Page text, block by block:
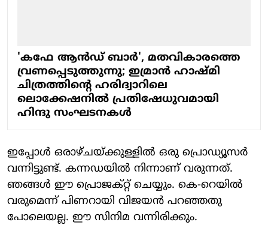
'കഫേ ആൻഡ് ബാർ', മതവികാരത്തെ
വ്രണപ്പെടുത്തുന്നു; ഇമ്രാൻ ഹാഷ്മി
ചിത്രത്തിന്റെ ഹരിദ്വാറിലെ
ലൊക്കേഷനിൽ പ്രതിഷേധുവമായി
ഹിന്ദു സംഘടനകൾ
ഇപ്പോള്‍ ഒരാഴ്ചയ്ക്കുള്ളില്‍ ഒരു പ്രൊഡ്യൂസര്‍
വന്നിട്ടുണ്ട്. കന്നഡയില്‍ നിന്നാണ് വരുന്നത്.
ഞങ്ങള്‍ ഈ പ്രൊജക്റ്റ് ചെയ്യും. കെ-റെയില്‍
വരുമെന്ന് പിണറായി വിജയന്‍ പറഞ്ഞതു
പോലെയല്ല. ഈ സിനിമ വന്നിരിക്കും.